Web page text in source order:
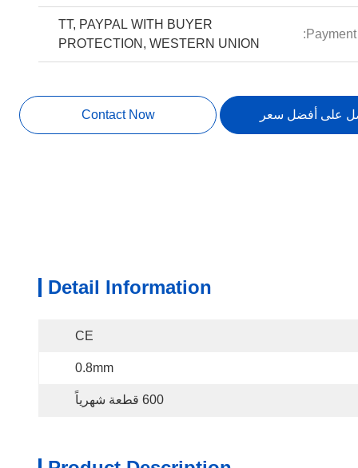
Payment
TT, PAYPAL WITH BUYER
PROTECTION, WESTERN UNION
على أفضل سعر Contact Now
Detail Information
CE
0.8mm
600 قطعة شهرياً